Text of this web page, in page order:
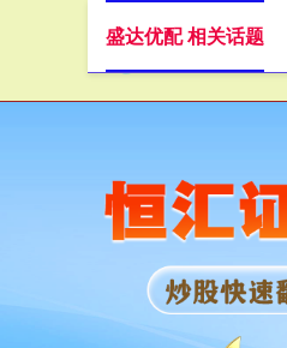
盛达优配 相关话题